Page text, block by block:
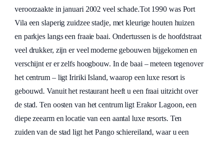
veroorzaakte in januari 2002 veel schade.Tot 1990 was Port
Vila een slaperig zuidzee stadje, met kleurige houten huizen
en parkjes langs een fraaie baai. Ondertussen is de hoofdstraat
veel drukker, zijn er veel moderne gebouwen bijgekomen en
verschijnt er er zelfs hoogbouw. In de baai – meteen tegenover
het centrum – ligt Iririki Island, waarop een luxe resort is
gebouwd. Vanuit het restaurant heeft u een fraai uitzicht over
de stad. Ten oosten van het centrum ligt Erakor Lagoon, een
diepe zeearm en locatie van een aantal luxe resorts. Ten
zuiden van de stad ligt het Pango schiereiland, waar u een